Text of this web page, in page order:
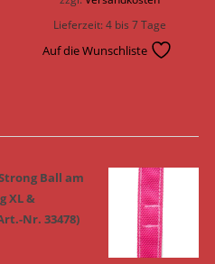
Lieferzeit:4 bis 7 Tage
Auf die Wunschliste
Ball am
XL &
Nr. 33478)